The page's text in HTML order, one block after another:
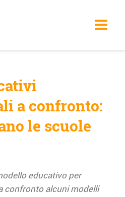
a confronto:
le scuole
educativo per
confronto alcuni modelli